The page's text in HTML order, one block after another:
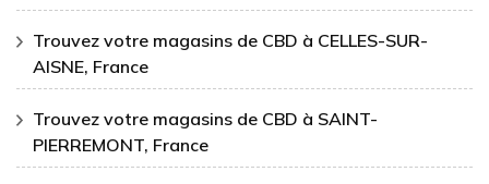
Trouvez votre magasins de CBD à CELLES-SUR-
AISNE, France
Trouvez votre magasins de CBD à SAINT-
PIERREMONT, France